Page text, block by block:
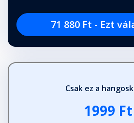
71 880 Ft - Ezt
Csak ez a
1999 Ft